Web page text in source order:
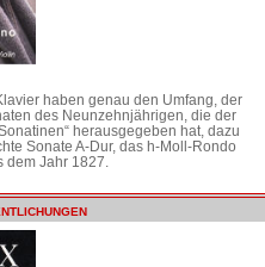
haben genau den Umfang, der
des Neunzehnjährigen, die der
herausgegeben hat, dazu
Sonate A-Dur, das h-Moll-Rondo
Jahr 1827.